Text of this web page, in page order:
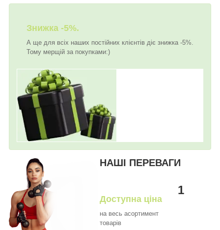
Знижка -5%.
А ще для всіх наших постійних клієнтів діє знижка -5%.
Тому мерщій за покупками:)
НАШІ ПЕРЕВАГИ
1
Доступна ціна
на весь асортимент
товарів